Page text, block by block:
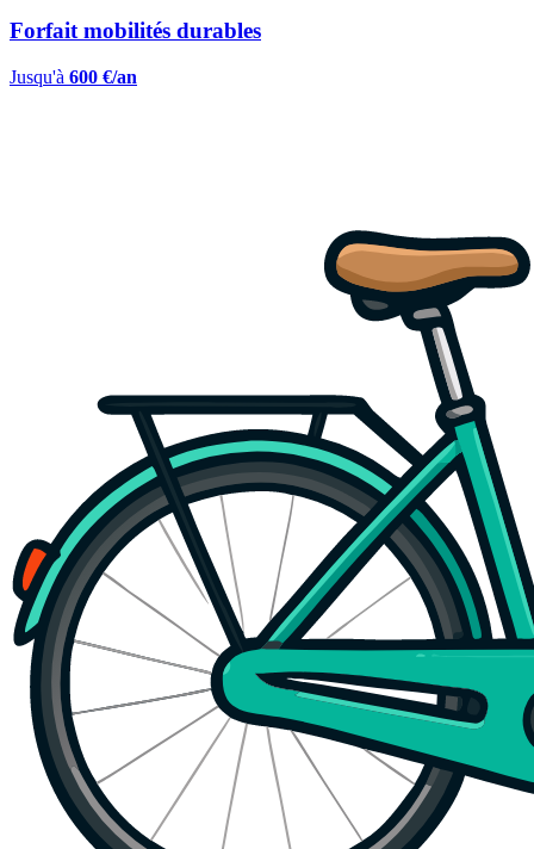
Forfait mobilités durables
Jusqu'à 600 €/an